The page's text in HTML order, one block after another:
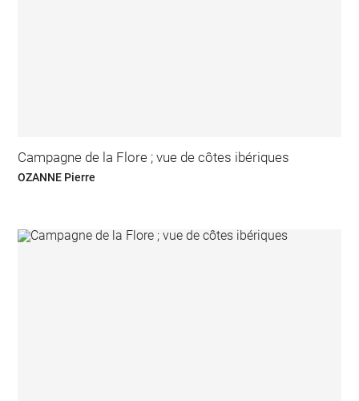
Campagne de la Flore ; vue de côtes ibériques
OZANNE Pierre